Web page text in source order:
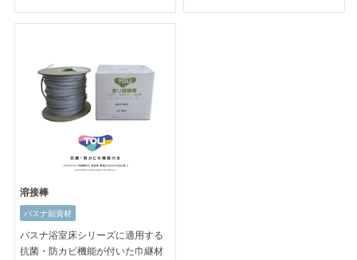
溶接棒
バスナ副資材
バスナ浴室床シリーズに適用する
抗菌・防カビ機能が付いた巾継材